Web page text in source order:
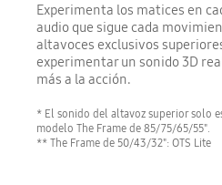
Experimenta los matices en
audio que sigue cada
altavoces exclusivos
experimentar un sonido 3D
más a la acción.
* El sonido del altavoz superior solo
modelo The Frame de 85/75/65/55".
** The Frame de 50/43/32": OTS Lite